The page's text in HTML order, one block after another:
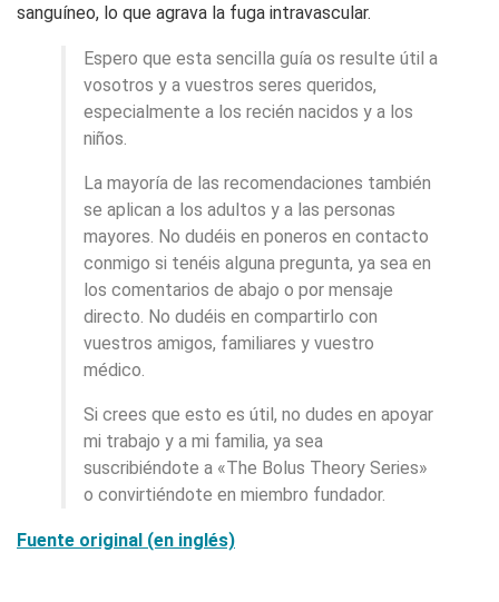
sanguíneo, lo que agrava la fuga intravascular.
Espero que esta sencilla guía os resulte útil a
vosotros y a vuestros seres queridos,
especialmente a los recién nacidos y a los
niños.
La mayoría de las recomendaciones también
se aplican a los adultos y a las personas
mayores. No dudéis en poneros en contacto
conmigo si tenéis alguna pregunta, ya sea en
los comentarios de abajo o por mensaje
directo. No dudéis en compartirlo con
vuestros amigos, familiares y vuestro
médico.
Si crees que esto es útil, no dudes en apoyar
mi trabajo y a mi familia, ya sea
suscribiéndote a «The Bolus Theory Series»
o convirtiéndote en miembro fundador.
Fuente original (en inglés)